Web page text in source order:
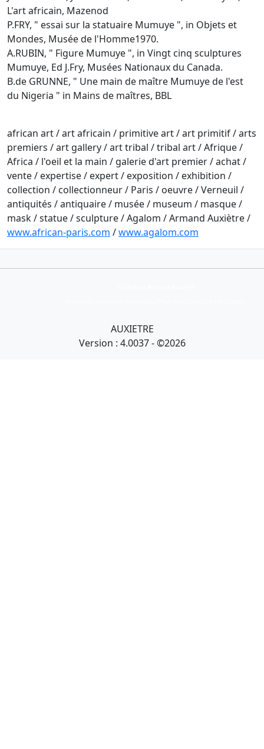
L'art africain, Mazenod
P.FRY, " essai sur la statuaire Mumuye ", in Objets et
Mondes, Musée de l'Homme1970.
A.RUBIN, " Figure Mumuye ", in Vingt cinq sculptures
Mumuye, Ed J.Fry, Musées Nationaux du Canada.
B.de GRUNNE, " Une main de maître Mumuye de l'est
du Nigeria " in Mains de maîtres, BBL
african art / art africain / primitive art / art primitif / arts
premiers / art gallery / art tribal / tribal art / Afrique /
Africa / l'oeil et la main / galerie d'art premier / achat /
vente / expertise / expert / exposition / exhibition /
collection / collectionneur / Paris / oeuvre / Verneuil /
antiquités / antiquaire / musée / museum / masque /
mask / statue / sculpture / Agalom / Armand Auxiètre /
www.african-paris.com /www.agalom.com
AUXIETRE
Version : 4.0037 - ©2026